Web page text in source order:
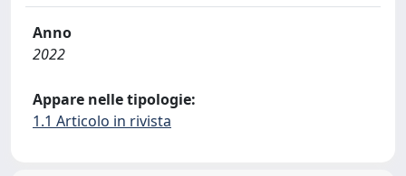
Anno
2022
Appare nelle tipologie:
1.1 Articolo in rivista